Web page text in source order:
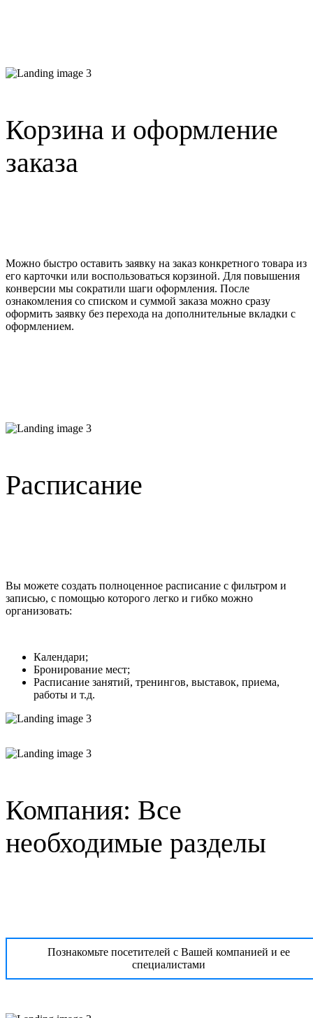
Корзина и оформление
заказа
Можно быстро оставить заявку на заказ конкретного товара из
его карточки или воспользоваться корзиной. Для повышения
конверсии мы сократили шаги оформления. После
ознакомления со списком и суммой заказа можно сразу
оформить заявку без перехода на дополнительные вкладки с
оформлением.
Расписание
Вы можете создать полноценное расписание с фильтром и
записью, с помощью которого легко и гибко можно
организовать:
Календари;
Бронирование мест;
Расписание занятий, тренингов, выставок, приема,
работы и т.д.
Компания: Все
необходимые разделы
Познакомьте посетителей с Вашей компанией и ее
специалистами